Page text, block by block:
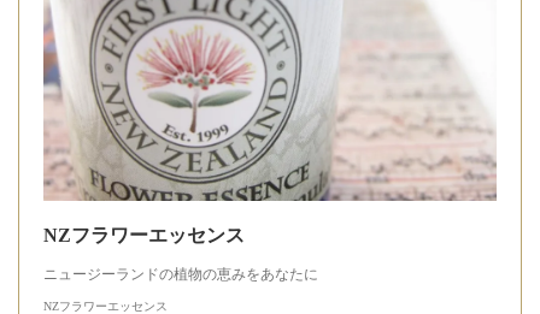
NZフラワーエッセンス
ニュージーランドの植物の恵みをあなたに
NZフラワーエッセンス